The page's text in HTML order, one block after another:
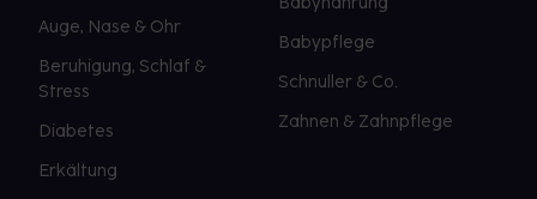
Auge, Nase & Ohr
Beruhigung, Schlaf &
Stress
Diabetes
Erkältung
Babypflege
Schnuller & Co.
Zahnen & Zahnpflege